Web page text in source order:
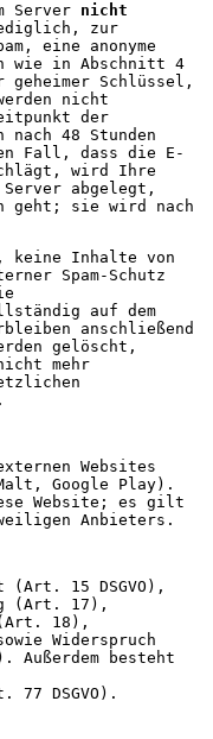
Server nicht
zur
eine anonyme
wie in Abschnitt 4
geheimer Schlüssel,
nicht
der
48 Stunden
Fall, dass die E-
wird Ihre
Server abgelegt,
geht; sie wird nach
keine Inhalte von
Spam-Schutz
auf dem
anschließend
gelöscht,
mehr
Websites
Google Play).
Website; es gilt
Anbieters.
(Art. 15 DSGVO),
(Art. 17),
(Art. 18),
Widerspruch
besteht
77 DSGVO).